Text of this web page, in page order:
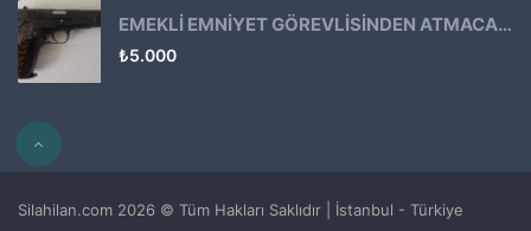
EMEKLİ EMNİYET GÖREVLİSİNDEN ATMACA 53 KLASİK14
₺5.000
Silahilan.com 2026 © Tüm Hakları Saklıdır | İstanbul - Türkiye